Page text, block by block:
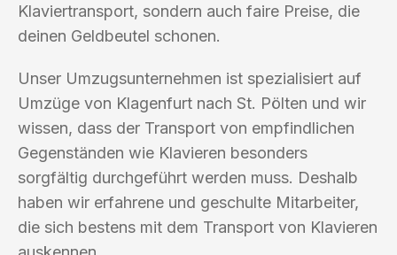
Klaviertransport, sondern auch faire Preise, die
deinen Geldbeutel schonen.
Unser Umzugsunternehmen ist spezialisiert auf
Umzüge von Klagenfurt nach St. Pölten und wir
wissen, dass der Transport von empfindlichen
Gegenständen wie Klavieren besonders
sorgfältig durchgeführt werden muss. Deshalb
haben wir erfahrene und geschulte Mitarbeiter,
die sich bestens mit dem Transport von Klavieren